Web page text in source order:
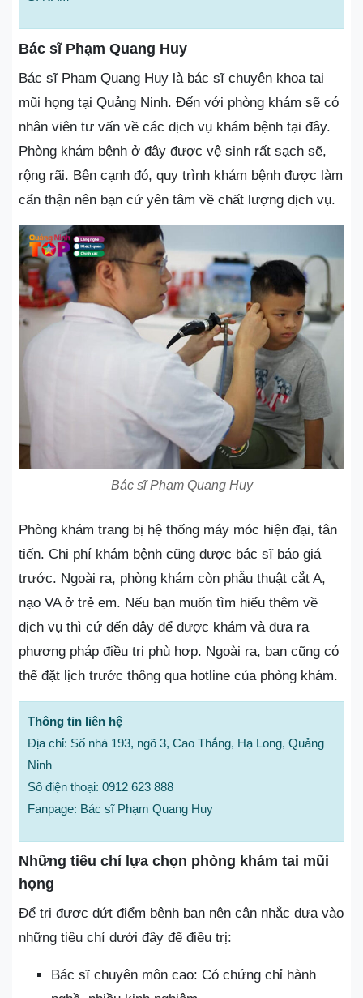
Bác sĩ Phạm Quang Huy
Bác sĩ Phạm Quang Huy là bác sĩ chuyên khoa tai
mũi họng tại Quảng Ninh. Đến với phòng khám sẽ có
nhân viên tư vấn về các dịch vụ khám bệnh tại đây.
Phòng khám bệnh ở đây được vệ sinh rất sạch sẽ,
rộng rãi. Bên cạnh đó, quy trình khám bệnh được làm
cẩn thận nên bạn cứ yên tâm về chất lượng dịch vụ.
Bác sĩ Phạm Quang Huy
Phòng khám trang bị hệ thống máy móc hiện đại, tân
tiến. Chi phí khám bệnh cũng được bác sĩ báo giá
trước. Ngoài ra, phòng khám còn phẫu thuật cắt A,
nạo VA ở trẻ em. Nếu bạn muốn tìm hiểu thêm về
dịch vụ thì cứ đến đây để được khám và đưa ra
phương pháp điều trị phù hợp. Ngoài ra, bạn cũng có
thể đặt lịch trước thông qua hotline của phòng khám.
Thông tin liên hệ
Địa chỉ: Số nhà 193, ngõ 3, Cao Thắng, Hạ Long, Quảng
Ninh
Số điện thoại: 0912 623 888
Fanpage: Bác sĩ Phạm Quang Huy
Những tiêu chí lựa chọn phòng khám tai mũi
họng
Để trị được dứt điểm bệnh bạn nên cân nhắc dựa vào
những tiêu chí dưới đây để điều trị:
Bác sĩ chuyên môn cao: Có chứng chỉ hành